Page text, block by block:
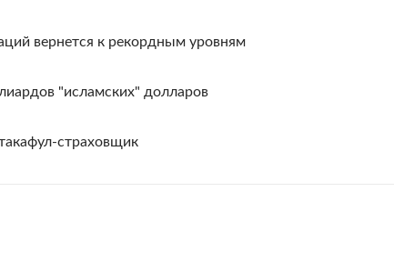
вернется к рекордным уровням
"исламских" долларов
страховщик